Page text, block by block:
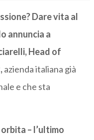
Dare vita al
annuncia a
Head of
azienda italiana già
e che sta
– l’ultimo